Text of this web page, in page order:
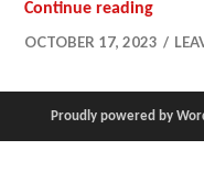
Continue reading
OCTOBER 17, 2023
Proudly powered by